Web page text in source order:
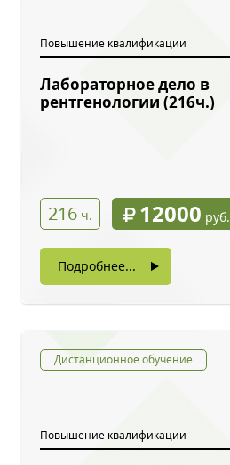
Повышение квалификации
Лабораторное дело в
рентгенологии (216ч.)
216 ч. 12000 руб.
Подробнее...
Дистанционное обучение
Повышение квалификации